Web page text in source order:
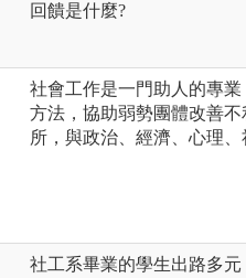
回饋是什麼?
社會工作是一門助人的專
方法，協助弱勢團體改善
所，與政治、經濟、心理
社工系畢業的學生出路多